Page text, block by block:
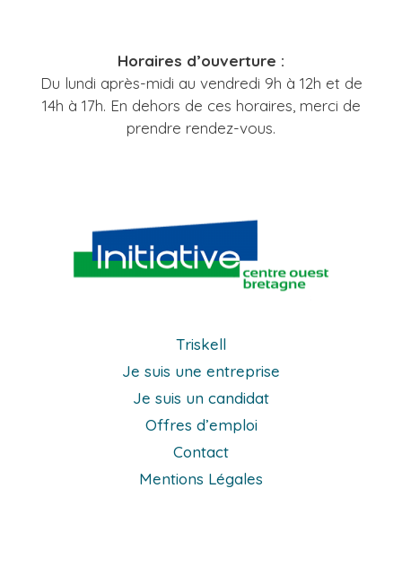
Horaires d’ouverture :
Du lundi après-midi au vendredi 9h à 12h et de
14h à 17h. En dehors de ces horaires, merci de
prendre rendez-vous.
Triskell
Je suis une entreprise
Je suis un candidat
Offres d’emploi
Contact
Mentions Légales